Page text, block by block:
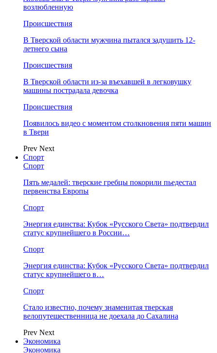
возлюбленную
Происшествия
В Тверской области мужчина пытался задушить 12-
летнего сына
Происшествия
В Тверской области из-за въехавшей в легковушку
машины пострадала девочка
Происшествия
Появилось видео с моментом столкновения пяти машин
в Твери
Prev Next
Спорт
Спорт
Пять медалей: тверские гребцы покорили пьедестал
первенства Европы
Спорт
Энергия единства: Кубок «Русского Света» подтвердил
статус крупнейшего в России…
Спорт
Энергия единства: Кубок «Русского Света» подтвердил
статус крупнейшего в…
Спорт
Стало известно, почему знаменитая тверская
велопутешественница не доехала до Сахалина
Prev Next
Экономика
Экономика